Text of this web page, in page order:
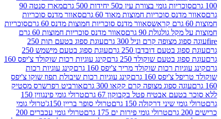
גומי בצורת עין כ50 יחידות 500 גרם
מארז סנטה 90
סוכריות חמוצות מאוד 60 גרם
סאוור מדנס סוכריות
סאוור מדנס סוכריות חמוצות מדנס 60 גרם
סוכריות
גולגולת 90 גרם
סאוור מדנס סוכריות חמוצות 60 גרם
מצופה קרם וניל 300 גרם
עוגת ספוג בטעם תות 250
בטעם דובדבן 250 גרם
עוגת ספוג בטעם מישמש 250
בטעם שוקולד 250 גרם
קינג עוגיות רכות שוקולד צ'יפס 160
רכות שוקולד מריר צ'יפס 160 גרם
קינג עוגיות רכות
160 גרם
קינג עוגיות רכות שיבולת תפוז שוקו צ'יפס
ספוג מצופה קרם קקאו 300 גרם
אורביט רפרשרס מסטיק
אבטיח פטל בקבוקון 67 גרם
טרולי גומי פינגווין 150
שיני דרקולה 150 גרם
טרולי סופר בריין 150ג'
טרולי גומי
טרולי גומי פירות ים 175 גרם
טרולי גומי עכברים 200